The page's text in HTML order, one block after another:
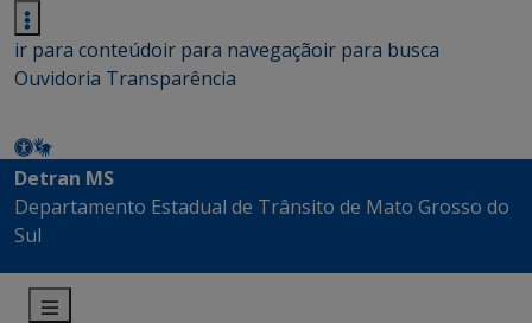
ir para conteúdoir para navegaçãoir para busca
Ouvidoria Transparência
Detran MS
Departamento Estadual de Trânsito de Mato Grosso do
Sul